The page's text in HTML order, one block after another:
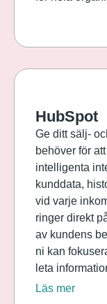
HubSpot
Ge ditt sälj-
behöver för
intelligenta
kunddata,
vid varje
ringer direkt
av kundens
ni kan
leta
Läs mer